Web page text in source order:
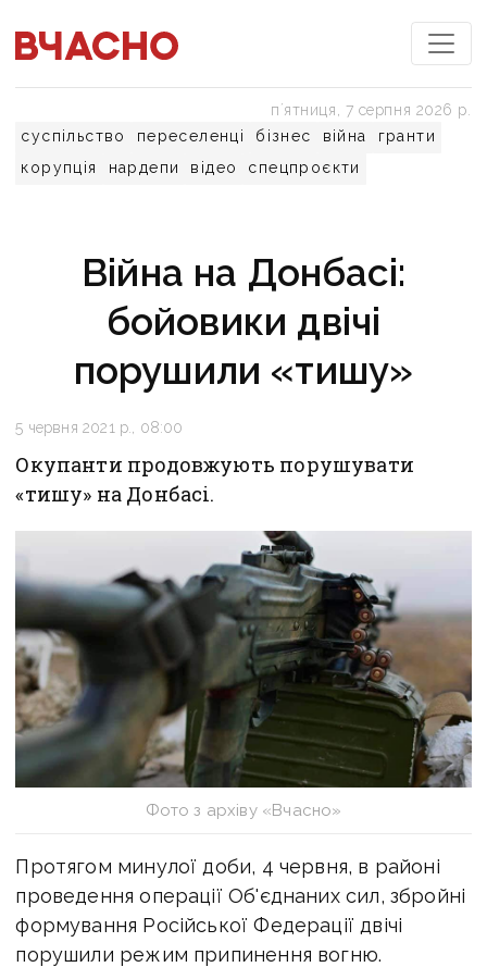
суспільство переселенці бізнес війна
гранти
корупція
нардепи відео спецпроєкти
пʼятниця, 7 серпня 2026 р.
Війна на Донбасі:
бойовики двічі
порушили «тишу»
5 червня 2021 р., 08:00
Окупанти продовжують порушувати
«тишу» на Донбасі.
Фото з архіву «Вчасно»
Протягом минулої доби, 4 червня, в районі
проведення операції Об'єднаних сил, збройні
формування Російської Федерації двічі
порушили режим припинення вогню.